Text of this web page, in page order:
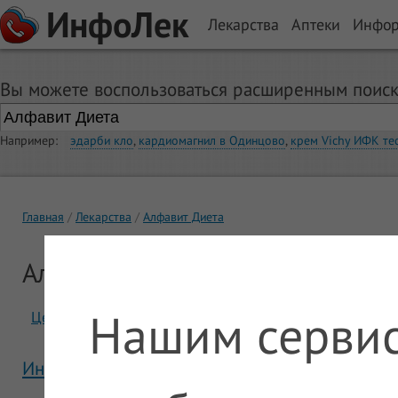
ИнфоЛек Лекарства Аптеки
Вы можете воспользоваться расширенным
Например: эдарби кло, кардиомагнил в Одинцово, крем Vichy ИФК
Главная Лекарства Алфавит Диета
Алфавит Диета
Цены Отзывы
Инструкция Алфавит Диета
Нашим